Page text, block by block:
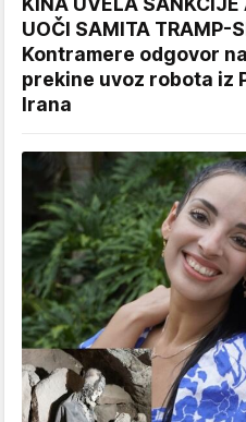
UOČI SAMITA TRAMP-
Kontramere odgovor
prekine uvoz robota iz
Irana